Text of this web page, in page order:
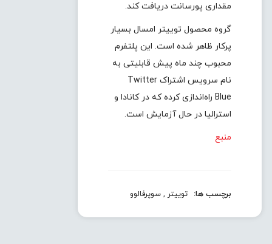
مقداری پورسانت دریافت کند.
گروه محصول توییتر امسال بسیار
پرکار ظاهر شده است. این پلتفرم
محبوب چند ماه پیش قابلیتی به
نام سرویس اشتراک Twitter
Blue راه‌اندازی کرده که در کانادا و
استرالیا در حال آزمایش است.
منبع
برچسب ها: توییتر ,سوپرفالوو